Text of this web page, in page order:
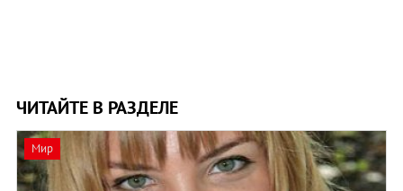
ЧИТАЙТЕ В РАЗДЕЛЕ
Мир